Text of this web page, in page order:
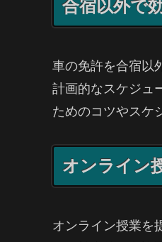
合宿以外で
車の免許を合宿以
計画的なスケジュ
ためのコツやスケ
オンライン
オンライン授業を